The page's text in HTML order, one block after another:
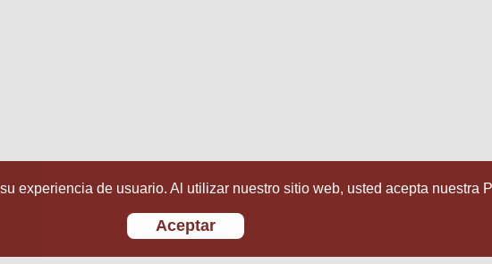
experiencia de usuario. Al utilizar nuestro sitio web, usted acepta nuestra
Aceptar